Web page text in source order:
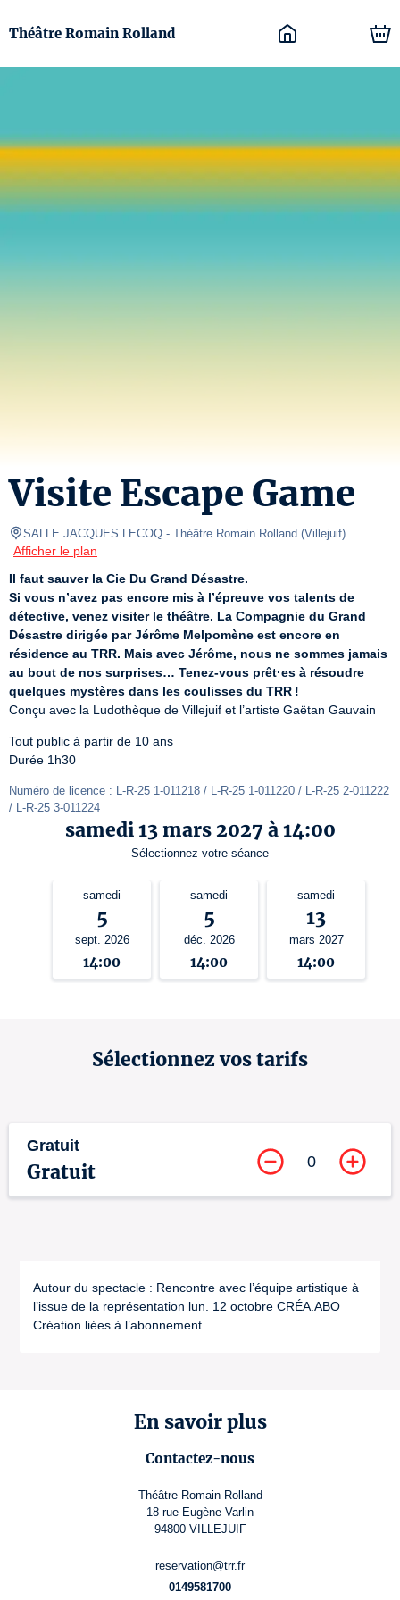
Théâtre Romain Rolland
Visite Escape Game
SALLE JACQUES LECOQ - Théâtre Romain Rolland (Villejuif)
Afficher le plan
Il faut sauver la Cie Du Grand Désastre.
Si vous n’avez pas encore mis à l’épreuve vos talents de
détective, venez visiter le théâtre. La Compagnie du Grand
Désastre dirigée par Jérôme Melpomène est encore en
résidence au TRR. Mais avec Jérôme, nous ne sommes jamais
au bout de nos surprises… Tenez-vous prêt·es à résoudre
quelques mystères dans les coulisses du TRR !
Conçu avec la Ludothèque de Villejuif et l’artiste Gaëtan Gauvain
Tout public à partir de 10 ans
Durée 1h30
Numéro de licence : L-R-25 1-011218 / L-R-25 1-011220 / L-R-25 2-011222
/ L-R-25 3-011224
samedi 13 mars 2027 à 14:00
Sélectionnez votre séance
samedi
5
sept. 2026
14:00
samedi
5
déc. 2026
14:00
samedi
13
mars 2027
14:00
Sélectionnez vos tarifs
Gratuit
Gratuit 0
Autour du spectacle : Rencontre avec l’équipe artistique à
l’issue de la représentation lun. 12 octobre CRÉA.ABO
Création liées à l’abonnement
En savoir plus
Contactez-nous
Théâtre Romain Rolland
18 rue Eugène Varlin
94800 VILLEJUIF
reservation@trr.fr
0149581700